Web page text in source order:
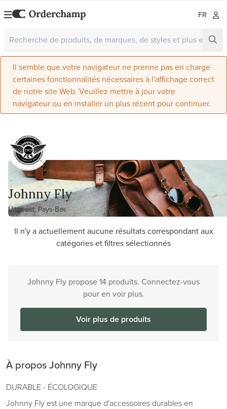
FR
Il semble que votre navigateur ne prenne pas en charge
certaines fonctionnalités nécessaires à l'affichage correct
de notre site Web. Veuillez mettre à jour votre
navigateur ou en installer un plus récent pour continuer.
Johnny Fly
Uitgeest, Pays-Bas
Il n'y a actuellement aucune résultats correspondant aux
catégories et filtres sélectionnés
Johnny Fly propose 14 produits. Connectez-vous
pour en voir plus.
Voir plus de produits
À propos Johnny Fly
DURABLE - ÉCOLOGIQUE
Johnny Fly est une marque d'accessoires durables en